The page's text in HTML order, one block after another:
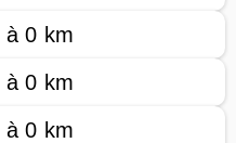
à 0 km
à 0 km
à 0 km